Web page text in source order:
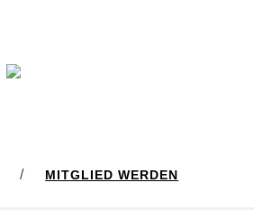
MITGLIED WERDEN